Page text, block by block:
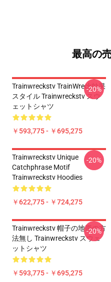
最高の
Trainwreckstv TrainWreck効果
スタイル Trainwreckstv スウ
ェットシャツ
￥593,775 - ￥695,275
-20%
Trainwreckstv Unique
Catchphrase Motif
Trainwreckstv Hoodies
￥622,775 - ￥724,275
-20%
Trainwreckstv 帽子の地帯の方
法無し Trainwreckstv スウェ
ットシャツ
￥593,775 - ￥695,275
-20%